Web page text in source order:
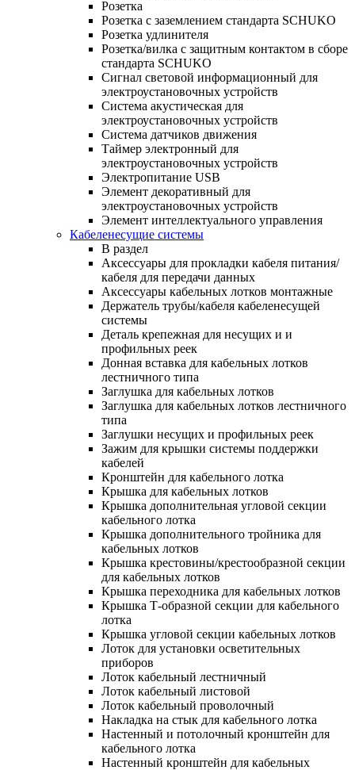
Розетка
Розетка с заземлением стандарта SCHUKO
Розетка удлинителя
Розетка/вилка с защитным контактом в сборе
стандарта SCHUKO
Сигнал световой информационный для
электроустановочных устройств
Система акустическая для
электроустановочных устройств
Система датчиков движения
Таймер электронный для
электроустановочных устройств
Электропитание USB
Элемент декоративный для
электроустановочных устройств
Элемент интеллектуального управления
Кабеленесущие системы
В раздел
Аксессуары для прокладки кабеля питания/
кабеля для передачи данных
Аксессуары кабельных лотков монтажные
Держатель трубы/кабеля кабеленесущей
системы
Деталь крепежная для несущих и и
профильных реек
Донная вставка для кабельных лотков
лестничного типа
Заглушка для кабельных лотков
Заглушка для кабельных лотков лестничного
типа
Заглушки несущих и профильных реек
Зажим для крышки системы поддержки
кабелей
Кронштейн для кабельного лотка
Крышка для кабельных лотков
Крышка дополнительная угловой секции
кабельного лотка
Крышка дополнительного тройника для
кабельных лотков
Крышка крестовины/крестообразной секции
для кабельных лотков
Крышка переходника для кабельных лотков
Крышка Т-образной секции для кабельного
лотка
Крышка угловой секции кабельных лотков
Лоток для установки осветительных
приборов
Лоток кабельный лестничный
Лоток кабельный листовой
Лоток кабельный проволочный
Накладка на стык для кабельного лотка
Настенный и потолочный кронштейн для
кабельного лотка
Настенный кронштейн для кабельных